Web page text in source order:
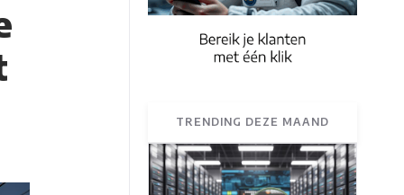
TRENDING DEZE MAAND